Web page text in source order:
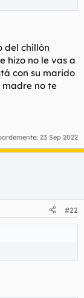
del chillón
hizo no le vas a
con su marido
no te
23 Sep 2022
#22